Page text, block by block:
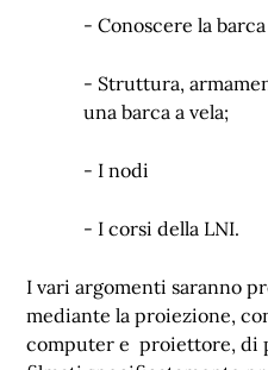
- Conoscere la
- Struttura,
una barca a vela;
- I nodi
- I corsi della LNI.
I vari argomenti saranno
mediante la proiezione,
computer e proiettore, di